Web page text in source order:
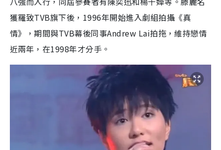
獲羅致TVB旗下後，1996年開始進入劇組拍攝《真
情》，期間與TVB幕後同事Andrew Lai拍拖，維持戀情
近兩年，在1998年才分手。